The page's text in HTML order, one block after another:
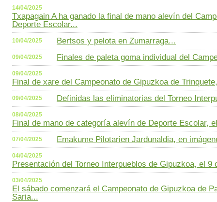
14/04/2025
Txapagain A ha ganado la final de mano alevín del
Deporte Escolar...
10/04/2025 Bertsos y pelota en Zumarraga...
09/04/2025 Finales de paleta goma individual del
09/04/2025
Final de xare del Campeonato de Gipuzkoa de
09/04/2025 Definidas las eliminatorias del Torneo
08/04/2025
Final de mano de categoría alevín de Deporte Escolar,
07/04/2025 Emakume Pilotarien Jardunaldia, en
04/04/2025
Presentación del Torneo Interpueblos de Gipuzkoa, el
03/04/2025
El sábado comenzará el Campeonato de Gipuzkoa de
Saria...